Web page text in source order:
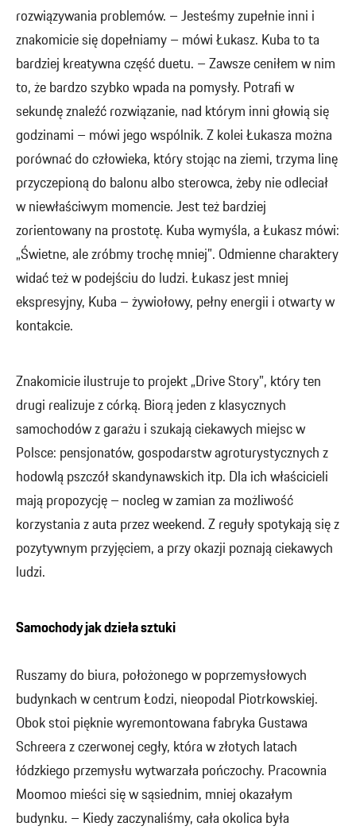
rozwiązywania problemów. – Jesteśmy zupełnie inni i
znakomicie się dopełniamy – mówi Łukasz. Kuba to ta
bardziej kreatywna część duetu. – Zawsze ceniłem w nim
to, że bardzo szybko wpada na pomysły. Potrafi w
sekundę znaleźć rozwiązanie, nad którym inni głowią się
godzinami – mówi jego wspólnik. Z kolei Łukasza można
porównać do człowieka, który stojąc na ziemi, trzyma linę
przyczepioną do balonu albo sterowca, żeby nie odleciał
w niewłaściwym momencie. Jest też bardziej
zorientowany na prostotę. Kuba wymyśla, a Łukasz mówi:
„Świetne, ale zróbmy trochę mniej”. Odmienne charaktery
widać też w podejściu do ludzi. Łukasz jest mniej
ekspresyjny, Kuba – żywiołowy, pełny energii i otwarty w
kontakcie.
Znakomicie ilustruje to projekt „Drive Story”, który ten
drugi realizuje z córką. Biorą jeden z klasycznych
samochodów z garażu i szukają ciekawych miejsc w
Polsce: pensjonatów, gospodarstw agroturystycznych z
hodowlą pszczół skandynawskich itp. Dla ich właścicieli
mają propozycję – nocleg w zamian za możliwość
korzystania z auta przez weekend. Z reguły spotykają się z
pozytywnym przyjęciem, a przy okazji poznają ciekawych
ludzi.
Samochody jak dzieła sztuki
Ruszamy do biura, położonego w poprzemysłowych
budynkach w centrum Łodzi, nieopodal Piotrkowskiej.
Obok stoi pięknie wyremontowana fabryka Gustawa
Schreera z czerwonej cegły, która w złotych latach
łódzkiego przemysłu wytwarzała pończochy. Pracownia
Moomoo mieści się w sąsiednim, mniej okazałym
budynku. – Kiedy zaczynaliśmy, cała okolica była